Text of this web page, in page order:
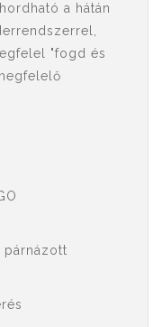
a hátán
"fogd és